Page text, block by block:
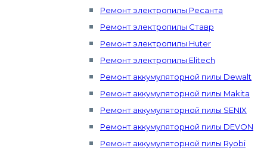
Ремонт электропилы Ресанта
Ремонт электропилы Ставр
Ремонт электропилы Huter
Ремонт электропилы Elitech
Ремонт аккумуляторной пилы Dewalt
Ремонт аккумуляторной пилы Makita
Ремонт аккумуляторной пилы SENIX
Ремонт аккумуляторной пилы DEVON
Ремонт аккумуляторной пилы Ryobi